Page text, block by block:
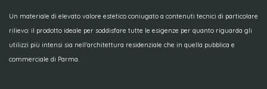
Un materiale di elevato valore estetico coniugato a contenuti tecnici di particolare
rilievo: il prodotto ideale per soddisfare tutte le esigenze per quanto riguarda gli
utilizzi più intensi sia nell'architettura residenziale che in quella pubblica e
commerciale di Parma.